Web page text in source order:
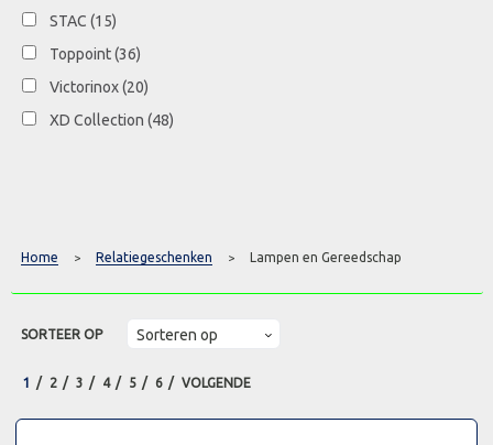
STAC (15)
Toppoint (36)
Victorinox (20)
XD Collection (48)
Home > Relatiegeschenken > Lampen en Gereedschap
SORTEER OP
1 2 3 4 5 6 VOLGENDE